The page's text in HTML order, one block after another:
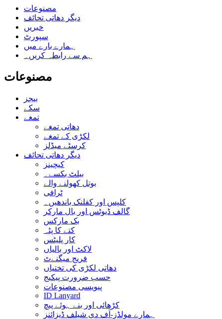
مصنوعات
دیگر دھاتی تحائف
خبریں
سپورٹ
ہمارے بارے میں
ہم سے رابطہ کریں۔
مصنوعات
بیجز
سکے
تمغے
دھاتی تمغے
لکڑی کے تمغے
کرسٹے میڈلز
دیگر دھاتی تحائف
کیچینز
بیلٹ بکسے۔
بوتل کھولنے والے
ٹرافی
کلپس اور کفلنک باندھیں۔
گالف ڈیوٹس اور بال مارکر
بک مارکس
کتے کا پٹہ
کار پلیٹس
لاکٹ اور بالیاں
فریج میگنےٹ
دھاتی لکڑی کی تختیاں
حسب ضرورت پیکیج
پیویسی مصنوعات
ID Lanyard
کڑھائی اور بنے ہوئے پیچ
ہمارے مولڈز-آف دی شیلف ڈیزائنز